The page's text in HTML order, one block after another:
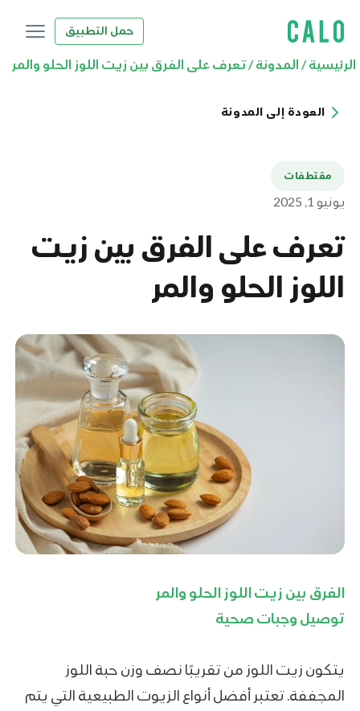
حمل التطبيق
الرئيسية/ المدونة/تعرف على الفرق بين زيت اللوز الحلو والمر
العودة إلى المدونة
مقتطفات
يونيو 1, 2025
تعرف على الفرق بين زيت
اللوز الحلو والمر
الفرق بين زيت اللوز الحلو والمر
توصيل وجبات صحية
يتكون زيت اللوز من تقريبًا نصف وزن حبة اللوز
المجففة. تعتبر أفضل أنواع الزيوت الطبيعية التي يتم